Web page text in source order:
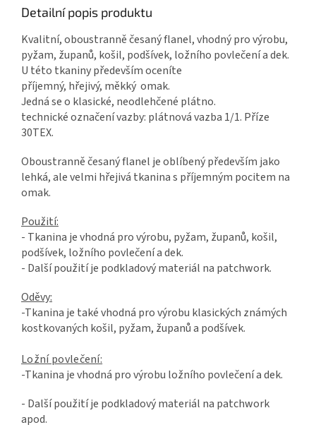
Detailní popis produktu
Kvalitní, oboustranně česaný flanel, vhodný pro výrobu,
pyžam, županů, košil, podšívek, ložního povlečení a dek.
U této tkaniny především oceníte
příjemný, hřejivý, měkký omak.
Jedná se o klasické, neodlehčené plátno.
technické označení vazby: plátnová vazba 1/1. Příze
30TEX.
Oboustranně česaný flanel je oblíbený především jako
lehká, ale velmi hřejivá tkanina s příjemným pocitem na
omak.
Použití:
- Tkanina je vhodná pro výrobu, pyžam, županů, košil,
podšívek, ložního povlečení a dek.
- Další použití je podkladový materiál na patchwork.
Oděvy:
-Tkanina je také vhodná pro výrobu klasických známých
kostkovaných košil, pyžam, županů a podšívek.
Ložní povlečení:
-Tkanina je vhodná pro výrobu ložního povlečení a dek.
- Další použití je podkladový materiál na patchwork
apod.